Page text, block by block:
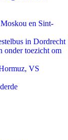
en Sint-
in Dordrecht
onder toezicht om
VS